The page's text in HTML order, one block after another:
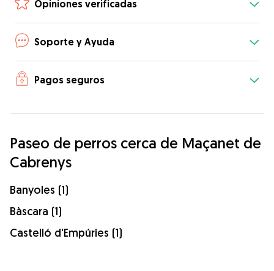
Opiniones verificadas
Soporte y Ayuda
Pagos seguros
Paseo de perros cerca de Maçanet de
Cabrenys
Banyoles (1)
Bàscara (1)
Castelló d'Empúries (1)